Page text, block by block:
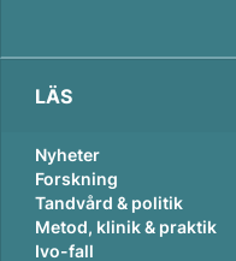
LÄS
Nyheter
Forskning
Tandvård & politik
Metod, klinik & praktik
Ivo-fall